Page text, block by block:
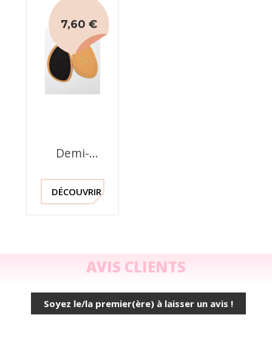
Demi-
Cuir
7,60 €
DÉCOUVRIR !
AVIS CLIENTS
Soyez le/la premier(ère) à laisser un avis !